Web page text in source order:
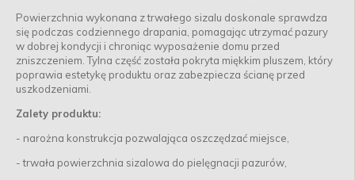
Powierzchnia wykonana z trwałego sizalu doskonale sprawdza
się podczas codziennego drapania, pomagając utrzymać pazury
w dobrej kondycji i chroniąc wyposażenie domu przed
zniszczeniem. Tylna część została pokryta miękkim pluszem, który
poprawia estetykę produktu oraz zabezpiecza ścianę przed
uszkodzeniami.
Zalety produktu:
- narożna konstrukcja pozwalająca oszczędzać miejsce,
- trwała powierzchnia sizalowa do pielęgnacji pazurów,